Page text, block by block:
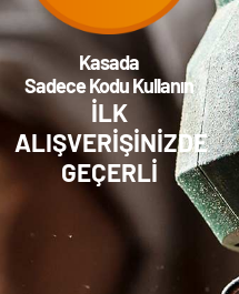
Kasada
Sadece Kodu Kullanın
İLK
ALIŞVERİŞİNİZDE
GEÇERLİ